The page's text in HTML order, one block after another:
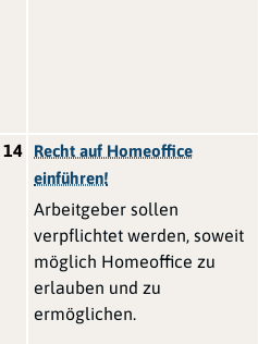
14
Recht auf Homeoffice
einführen!
Arbeitgeber sollen
verpflichtet werden, soweit
möglich Homeoffice zu
erlauben und zu
ermöglichen.